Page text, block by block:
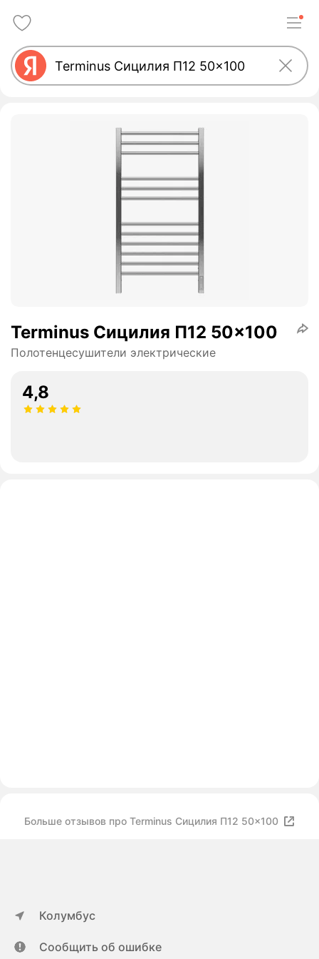
Terminus Сицилия П12 50x100
Полотенцесушители электрические
4,8
Больше отзывов про Terminus Сицилия П12 50x100
Колумбус
Сообщить об ошибке